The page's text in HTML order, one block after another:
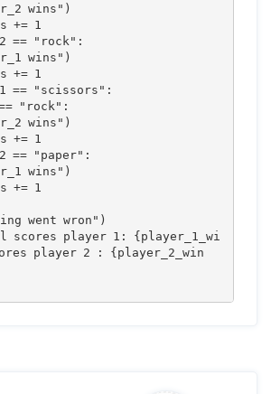
wins")
+= 1
== "rock":
wins")
+= 1
== "scissors":
"rock":
wins")
+= 1
== "paper":
wins")
+= 1
went wron")
player 1: {player_1_wi
player 2 : {player_2_win